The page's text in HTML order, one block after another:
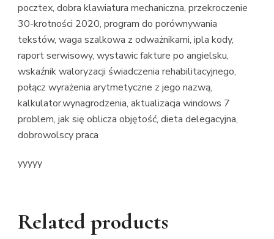
pocztex, dobra klawiatura mechaniczna, przekroczenie
30-krotności 2020, program do porównywania
tekstów, waga szalkowa z odważnikami, ipla kody,
raport serwisowy, wystawic fakture po angielsku,
wskaźnik waloryzacji świadczenia rehabilitacyjnego,
połącz wyrażenia arytmetyczne z jego nazwą,
kalkulator.wynagrodzenia, aktualizacja windows 7
problem, jak się oblicza objętość, dieta delegacyjna,
dobrowolscy praca
yyyyy
Related products